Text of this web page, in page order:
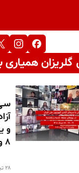
همیاری
۸ و ۹ اوت ۲۰۲۶
۲۸ تیر ۱۴۰۵